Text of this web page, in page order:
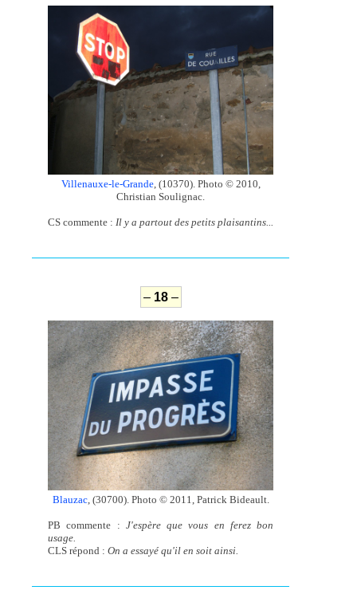
Villenauxe-le-Grande, (10370). Photo © 2010,
Christian Soulignac.
CS commente : Il y a partout des petits plaisantins...
– 18–
Blauzac, (30700). Photo © 2011, Patrick Bideault.
PB commente : J'espère que vous en ferez bon
usage.
CLS répond : On a essayé qu'il en soit ainsi.